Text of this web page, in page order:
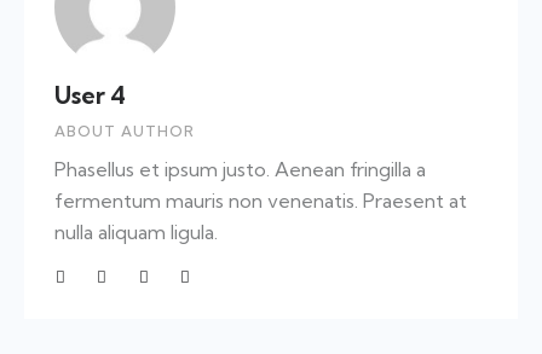
User 4
ABOUT AUTHOR
Phasellus et ipsum justo. Aenean fringilla a
fermentum mauris non venenatis. Praesent at
nulla aliquam ligula.